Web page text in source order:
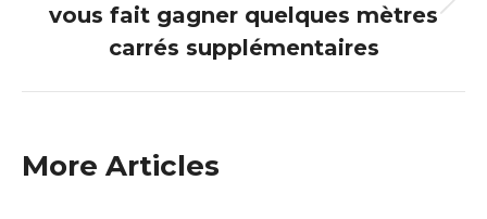
Article
suivant
vous fait gagner quelques mètres
carrés supplémentaires
More Articles